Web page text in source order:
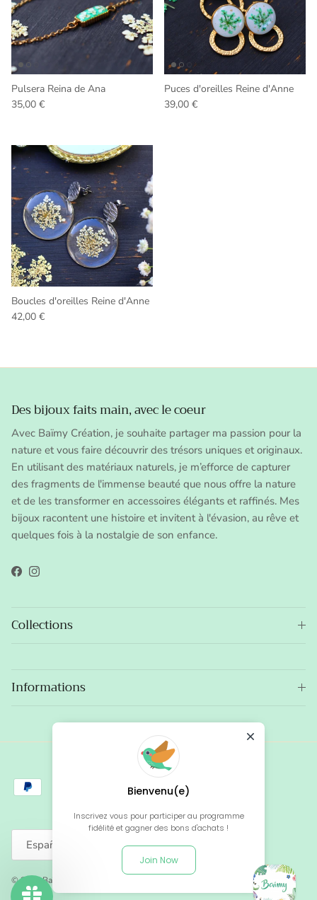
Pulsera Reina de Ana
Precio normal
35,00 €
Puces d'oreilles Reine d'Anne
Precio normal
39,00 €
Boucles d'oreilles Reine d'Anne
Precio normal
42,00 €
Des bijoux faits main, avec le coeur
Avec Baïmy Création, je souhaite partager ma passion pour la
nature et vous faire découvrir des trésors uniques et originaux.
En utilisant des matériaux naturels, je m’efforce de capturer
des fragments de l'immense beauté que nous offre la nature
et de les transformer en accessoires élégants et raffinés. Mes
bijoux racontent une histoire et invitent à l'évasion, au rêve et
quelques fois à la nostalgie de son enfance.
FacebookInstagram
Collections
Informations
Idioma
Español
© 2026Baïmy
Bienvenu(e)
Inscrivez vous pour participer au programme
fidélité et gagner des bons d'achats !
Join Now